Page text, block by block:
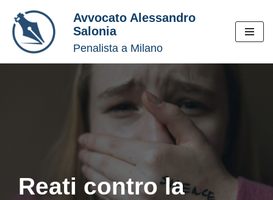
Vai
al
contenuto
Avvocato Alessandro
Salonia
Penalista a Milano
Reati contro la